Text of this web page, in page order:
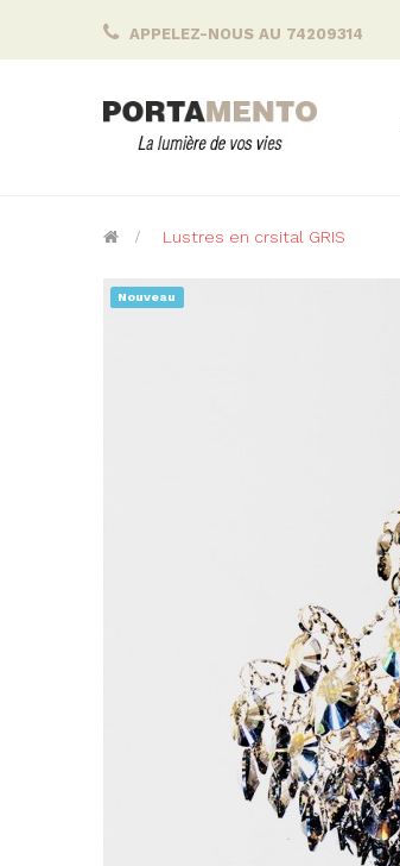
APPELEZ-NOUS AU 74209314
> Lustres en crsital GRIS
Nouveau